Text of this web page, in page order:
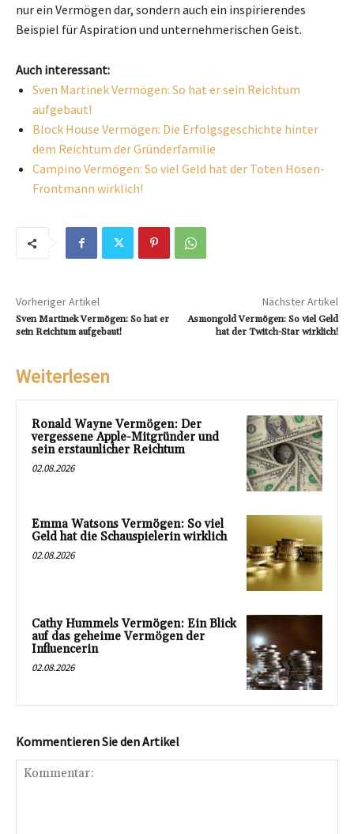
nur ein Vermögen dar, sondern auch ein inspirierendes
Beispiel für Aspiration und unternehmerischen Geist.
Auch interessant:
Sven Martinek Vermögen: So hat er sein Reichtum
aufgebaut!
Block House Vermögen: Die Erfolgsgeschichte hinter
dem Reichtum der Gründerfamilie
Campino Vermögen: So viel Geld hat der Toten Hosen-
Frontmann wirklich!
Vorheriger Artikel
Sven Martinek Vermögen: So hat er
sein Reichtum aufgebaut!
Nächster Artikel
Asmongold Vermögen: So viel Geld
hat der Twitch-Star wirklich!
Weiterlesen
Ronald Wayne Vermögen: Der
vergessene Apple-Mitgründer und
sein erstaunlicher Reichtum
02.08.2026
Emma Watsons Vermögen: So viel
Geld hat die Schauspielerin wirklich
02.08.2026
Cathy Hummels Vermögen: Ein Blick
auf das geheime Vermögen der
Influencerin
02.08.2026
Kommentieren Sie den Artikel